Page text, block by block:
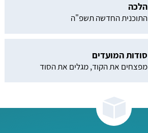
הלכה
התוכנית החדשה תשפ"ה
סודות המועדים
מפצחים את הקוד, מגלים את הסוד